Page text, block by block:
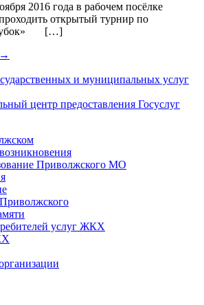
2016 года в рабочем посёлке
открытый турнир по
кубок» […]
Приволжского МО
услуг ЖКХ